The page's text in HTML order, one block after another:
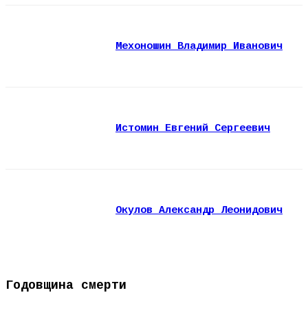
Мехоношин Владимир Иванович
Истомин Евгений Сергеевич
Окулов Александр Леонидович
Годовщина смерти